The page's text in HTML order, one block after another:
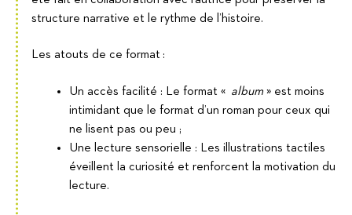
structure narrative et le rythme de l’histoire.
Les atouts de ce format :
Un accès facilité : Le format « album » est moins
intimidant que le format d’un roman pour ceux qui
ne lisent pas ou peu ;
Une lecture sensorielle : Les illustrations tactiles
éveillent la curiosité et renforcent la motivation du
lecture.